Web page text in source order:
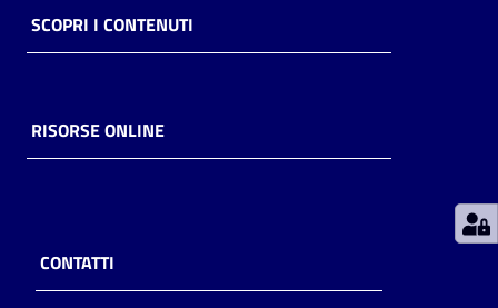
Casa
Piani
storico
per
SCOPRI I CONTENUTI
RISORSE ONLINE
CONTATTI